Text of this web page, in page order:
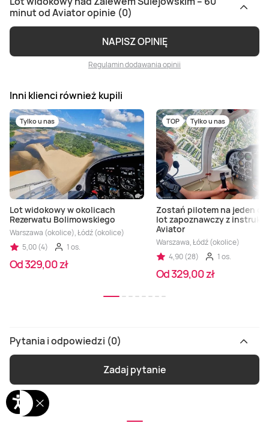
minut od Aviator opinie (0)
NAPISZ OPINIĘ
Regulamin dodawania opinii
Inni klienci również kupili
Tylko u nas
Lot widokowy w okolicach
Rezerwatu Bolimowskiego
Warszawa (okolice), Łódź (okolice)
5,00 (4)
1 os.
Od 329,00 zł
TOP Tylko u nas
Zostań pilotem na jeden
lot zapoznawczy z
Aviator
Warszawa, Łódź (okolice)
4,90 (28)
1 os.
Od 329,00 zł
Pytania i odpowiedzi (0)
Zadaj pytanie